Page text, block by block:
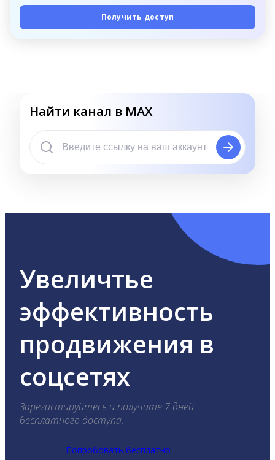
Получить доступ
Найти канал в MAX
Увеличтье
эффективность
продвижения в
соцсетях
Зарегистируйтесь и получите 7 дней
бесплатного доступа.
Попробовать бесплатно